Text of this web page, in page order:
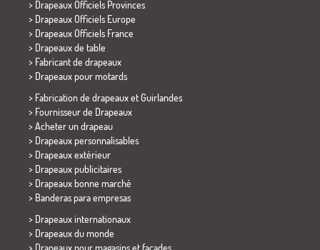
> Drapeaux Officiels Provinces
> Drapeaux Officiels Europe
> Drapeaux Officiels France
> Drapeaux de table
> Fabricant de drapeaux
> Drapeaux pour motards
> Fabrication de drapeaux et Guirlandes
> Fournisseur de Drapeaux
> Acheter un drapeau
> Drapeaux personnalisables
> Drapeaux extérieur
> Drapeaux publicitaires
> Drapeaux bonne marché
> Banderas para empresas
> Drapeaux internationaux
> Drapeaux du monde
> Drapeaux pour magasins et façades